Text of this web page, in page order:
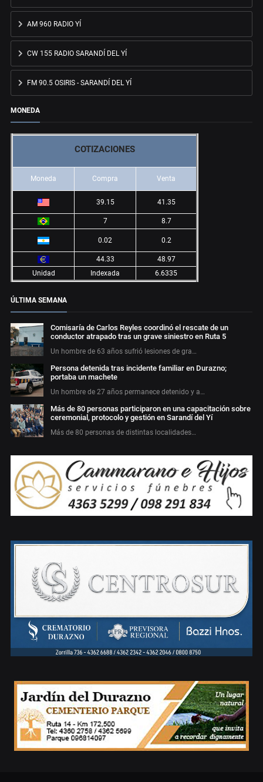
AM 960 RADIO YÍ
CW 155 RADIO SARANDÍ DEL YÍ
FM 90.5 OSIRIS - SARANDÍ DEL YÍ
MONEDA
COTIZACIONES
Moneda Compra Venta
39.15 41.35
7 8.7
0.02 0.2
44.33
48.97
Unidad
Indexada 6.6335
ÚLTIMA SEMANA
Comisaría de Carlos Reyles coordinó el rescate de un
conductor atrapado tras un grave siniestro en Ruta 5
Un hombre de 63 años sufrió lesiones de gra…
Persona detenida tras incidente familiar en Durazno;
portaba un machete
Un hombre de 27 años permanece detenido y a…
Más de 80 personas participaron en una capacitación sobre
ceremonial, protocolo y gestión en Sarandí del Yí
Más de 80 personas de distintas localidades…